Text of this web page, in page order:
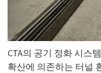
CTA의 공기 정화 시스
확산에 의존하는 터널